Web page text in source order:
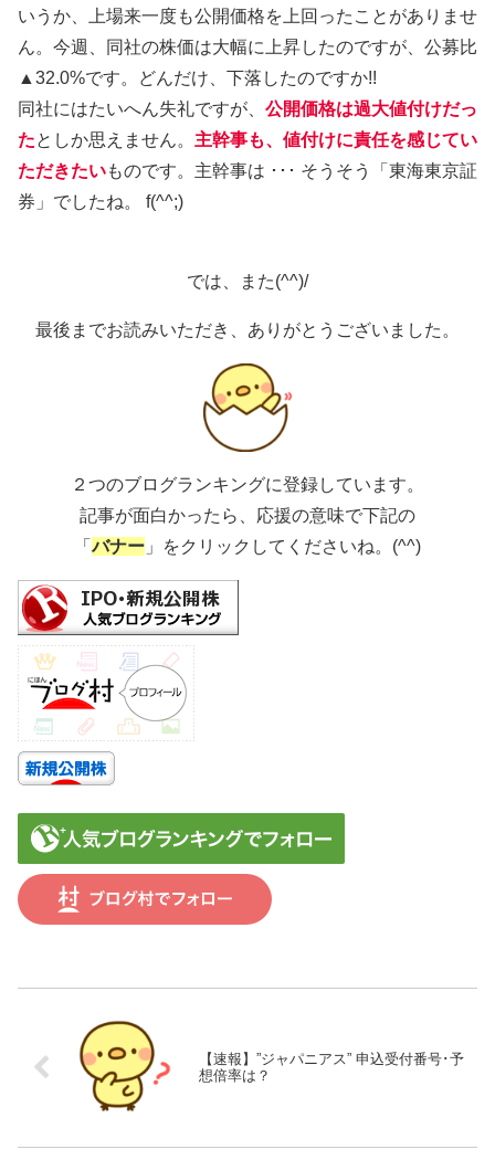
いうか、上場来一度も公開価格を上回ったことがありませ
ん。今週、同社の株価は大幅に上昇したのですが、公募比
▲32.0%です。どんだけ、下落したのですか!!
同社にはたいへん失礼ですが、 公開価格は過大値付けだっ
たとしか思えません。 主幹事も、値付けに責任を感じてい
ただきたいものです。主幹事は ･･･ そうそう「東海東京証
券」でしたね。 f(^^;)
では、また(^^)/
最後までお読みいただき、ありがとうございました。
２つのブログランキングに登録しています。
記事が面白かったら、応援の意味で下記の
「バナー 」をクリックしてくださいね。(^^)
【速報】”ジャパニアス” 申込受付番号･予
想倍率は？